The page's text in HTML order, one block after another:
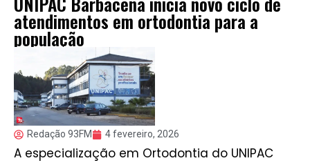
atendimentos em ortodontia para a
população
Redação 93FM 4 fevereiro, 2026
A especialização em Ortodontia do UNIPAC